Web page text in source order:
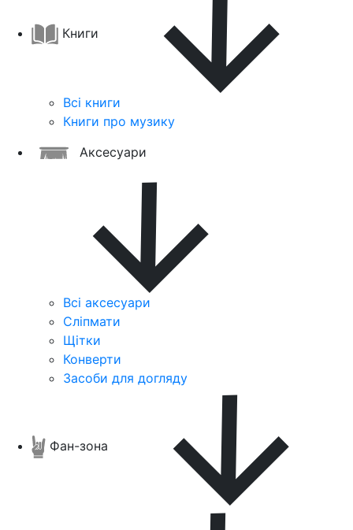
Книги
Всі книги
Книги про музику
Аксесуари
Всі аксесуари
Сліпмати
Щітки
Конверти
Засоби для догляду
Фан-зона